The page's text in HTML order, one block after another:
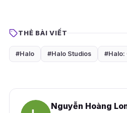
THẺ BÀI VIẾT
#Halo #Halo Studios #Halo:
Nguyễn Hoàng